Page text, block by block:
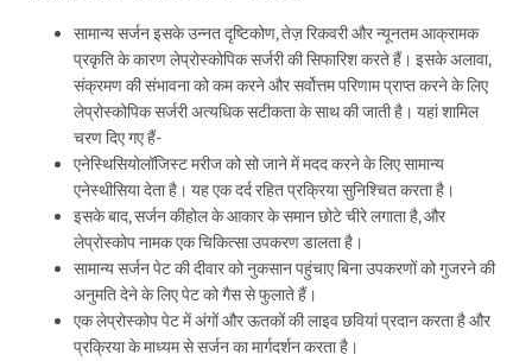
सामान्य सर्जन इसके उन्नत दृष्टिकोण, तेज़ रिकवरी और न्यूनतम आक्रामक
प्रकृति के कारण लेप्रोस्कोपिक सर्जरी की सिफारिश करते हैं। इसके अलावा,
संक्रमण की संभावना को कम करने और सर्वोत्तम परिणाम प्राप्त करने के लिए
लेप्रोस्कोपिक सर्जरी अत्यधिक सटीकता के साथ की जाती है। यहां शामिल
चरण दिए गए हैं-
एनेस्थिसियोलॉजिस्ट मरीज को सो जाने में मदद करने के लिए सामान्य
एनेस्थीसिया देता है। यह एक दर्द रहित प्रक्रिया सुनिश्चित करता है।
इसके बाद, सर्जन कीहोल के आकार के समान छोटे चीरे लगाता है, और
लेप्रोस्कोप नामक एक चिकित्सा उपकरण डालता है।
सामान्य सर्जन पेट की दीवार को नुकसान पहुंचाए बिना उपकरणों को गुजरने की
अनुमति देने के लिए पेट को गैस से फुलाते हैं।
एक लेप्रोस्कोप पेट में अंगों और ऊतकों की लाइव छवियां प्रदान करता है और
प्रक्रिया के माध्यम से सर्जन का मार्गदर्शन करता है।